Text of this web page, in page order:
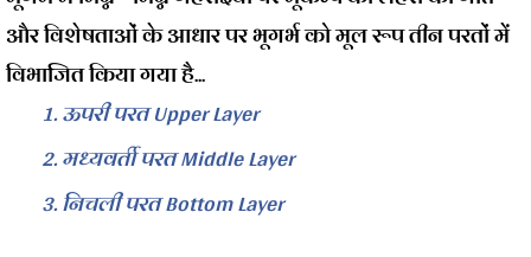
और विशेषताओं के आधार पर भूगर्भ को मूल रूप तीन परतों में
विभाजित किया गया है...
1. ऊपरी परत Upper Layer
2. मध्यवर्ती परत Middle Layer
3. निचली परत Bottom Layer